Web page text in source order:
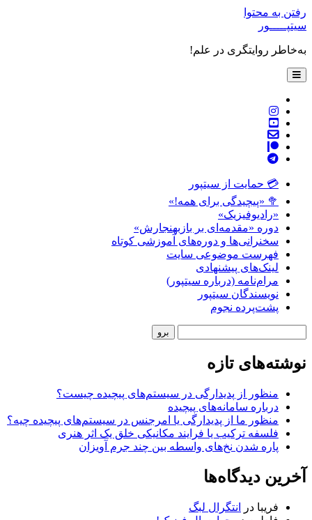
رفتن به محتوا
سیتپـــــور
به‌خاطر روایتگری در علم!
باز
کردن
instagram
youtube
پست
telegram
💳 حمایت از سیتپور
🥦 «پیچیدگی برای همه!»
«رادیوفیزیک»
دوره «مقدمه‌ای بر بازبهنجارش»
سخنرانی‌ها و دوره‌های آموزشی کوتاه
فهرست موضوعی سایت
لینک‌های پیشنهادی
مرام‌نامه (درباره سیتپور)
نویسندگان سیتپور
پشت‌پرده نجوم
نوشته‌های تازه
منظور از پدیدارگی در سیستم‌های پیچیده چیست؟
درباره سامانه‌های پیچیده
منظور ما از پدیدارگی یا امرجنس در سیستم‌های پیچیده چیه؟
فلسفه ترکیب یا فرایند مکانیکی خلق یک اثر هنری
پاره شدن نخ‌های واسطه بین چند جرم آویزان
آخرین دیدگاه‌ها
فریبا در
انتگرال لبگ